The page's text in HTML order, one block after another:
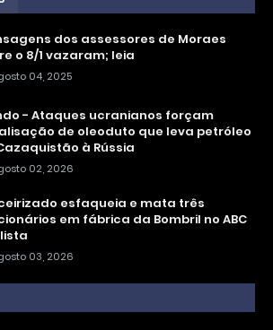
dos assessores de Moraes
o 8/1 vazaram; leia
04, 2025
- Ataques ucranianos forçam
de oleoduto que leva petróleo
à Rússia
02, 2026
esfaqueia e mata três
em fábrica da Bombril no ABC
03, 2026